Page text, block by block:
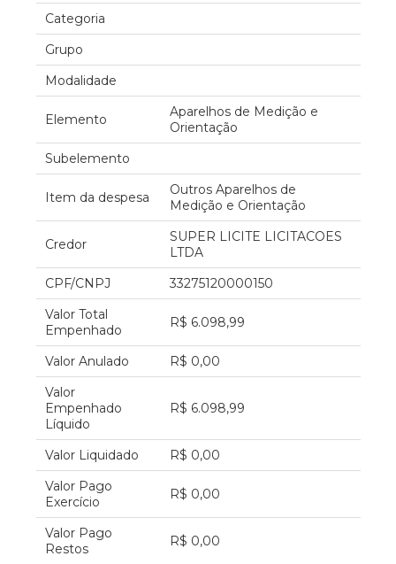
Categoria
Grupo
Modalidade
Elemento
Aparelhos de Medição e
Orientação
Subelemento
Item da despesa
Outros Aparelhos de
Medição e Orientação
Credor
SUPER LICITE LICITACOES
LTDA
CPF/CNPJ
33275120000150
Valor Total
Empenhado
R$ 6.098,99
Valor Anulado
R$ 0,00
Valor
Empenhado
Líquido
R$ 6.098,99
Valor Liquidado
R$ 0,00
Valor Pago
Exercício
R$ 0,00
Valor Pago
Restos
R$ 0,00